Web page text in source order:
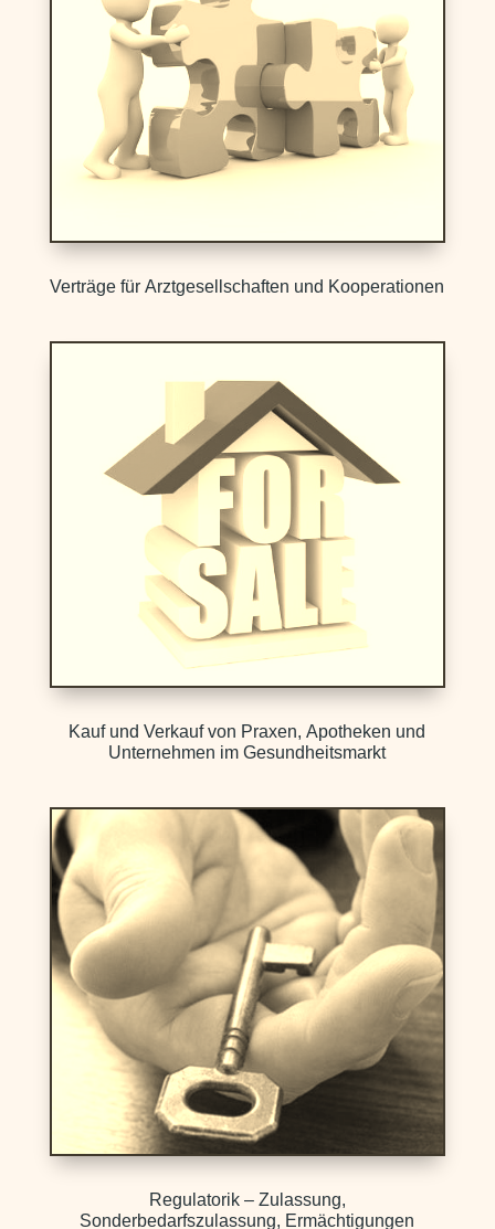
Verträge für Arztgesellschaften und Kooperationen
Kauf und Verkauf von Praxen, Apotheken und
Unternehmen im Gesundheitsmarkt
Regulatorik – Zulassung,
Sonderbedarfszulassung, Ermächtigungen